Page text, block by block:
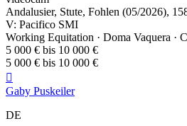
Andalusier, Stute, Fohlen (05/2026),
V: Pacifico SMI
Working Equitation · Doma Vaquera ·
5 000 € bis 10 000 €
5 000 € bis 10 000 €

Gaby Puskeiler
DE